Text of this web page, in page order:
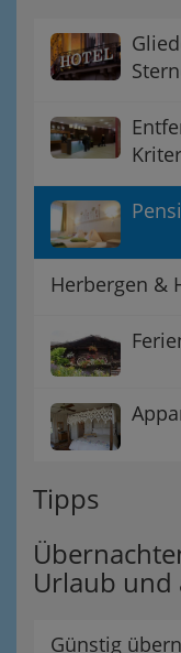
Herbergen &
Tipps
Urlaub und
Günstig